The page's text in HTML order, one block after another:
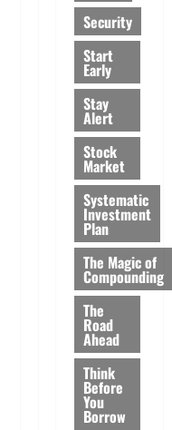
Security
Start
Early
Stay
Alert
Stock
Market
Systematic
Investment
Plan
The Magic of
Compounding
The
Road
Ahead
Think
Before
You
Borrow